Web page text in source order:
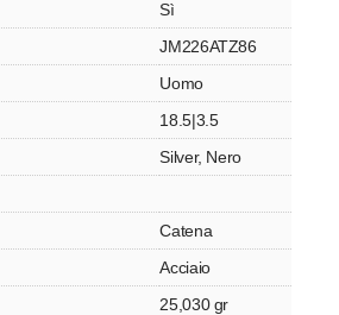
Sì
JM226ATZ86
Uomo
18.5|3.5
Silver, Nero
Catena
Acciaio
25,030 gr